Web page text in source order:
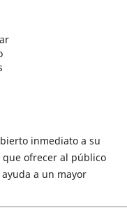
inmediato a su
ofrecer al público
a un mayor